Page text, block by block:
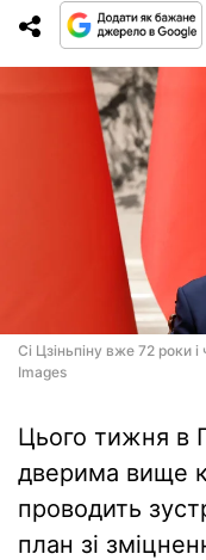
Сі Цзіньпіну вже 72 роки
Images
Цього тижня в
дверима вище
проводить
план зі